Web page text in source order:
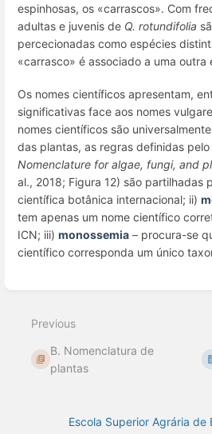
espinhosas, os «carrascos». Com
adultas e juvenis de Q. rotundifolia
percecionadas como espécies
«carrasco» é associado a uma outra
Os nomes científicos apresentam,
significativas face aos nomes
nomes científicos são
das plantas, as regras definidas pelo
Nomenclature for algae, fungi, and
al., 2018; Figura 12) são partilhadas
científica botânica internacional; ii)
tem apenas um nome científico
ICN; iii) monossemia – procura-se
científico corresponda um único
mode
Previous
B. Nomenclatura de
plantas
Escola Superior Agrária de